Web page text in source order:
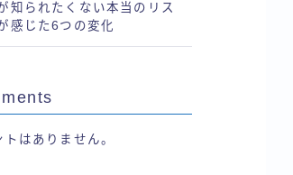
知られたくない本当のリス
感じた6つの変化
はありません。